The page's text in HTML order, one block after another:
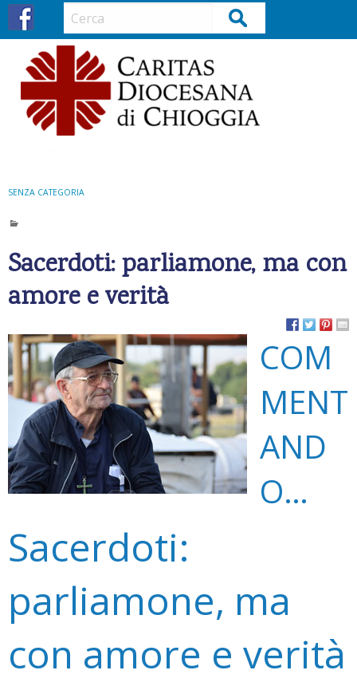
Cerca
SENZA CATEGORIA
Sacerdoti: parliamone, ma con
amore e verità
COM
MENT
AND
O…
Sacerdoti:
parliamone, ma
con amore e verità